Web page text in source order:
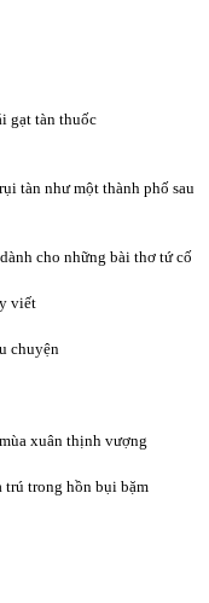
gạt tàn thuốc
tàn như một thành phố sau
cho những bài thơ tứ cố
viết
chuyện
xuân thịnh vượng
trong hồn bụi bặm